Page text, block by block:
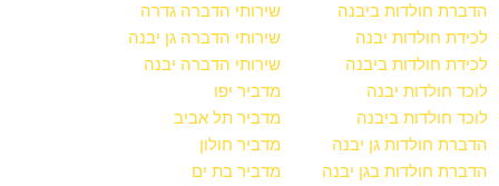
הדברת חולדות ביבנה
לכידת חולדות יבנה
לכידת חולדות ביבנה
לוכד חולדות יבנה
לוכד חולדות ביבנה
הדברת חולדות גן יבנה
הדברת חולדות בגן יבנה
שירותי הדברה גדרה
שירותי הדברה גן יבנה
שירותי הדברה יבנה
מדביר יפו
מדביר תל אביב
מדביר חולון
מדביר בת ים